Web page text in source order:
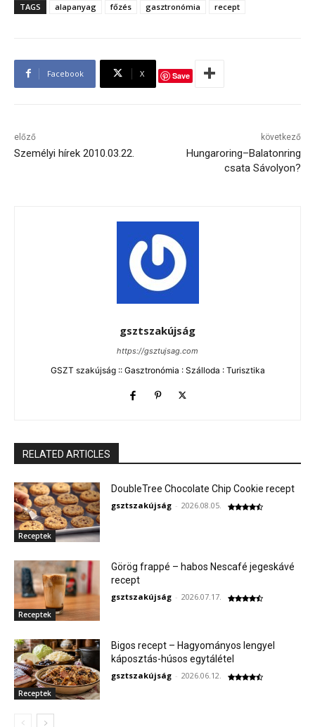
TAGS alapanyag főzés gasztronómia recept
Facebook X Save
előző
Személyi hírek 2010.03.22.
következő
Hungaroring–Balatonring
csata Sávolyon?
gsztszakújság
https://gsztujsag.com
GSZT szakújság :: Gasztronómia : Szálloda : Turisztika
RELATED ARTICLES
Receptek
DoubleTree Chocolate Chip Cookie recept
gsztszakújság - 2026.08.05.
Receptek
Görög frappé – habos Nescafé jegeskávé
recept
gsztszakújság - 2026.07.17.
Receptek
Bigos recept – Hagyományos lengyel
káposztás-húsos egytálétel
gsztszakújság - 2026.06.12.